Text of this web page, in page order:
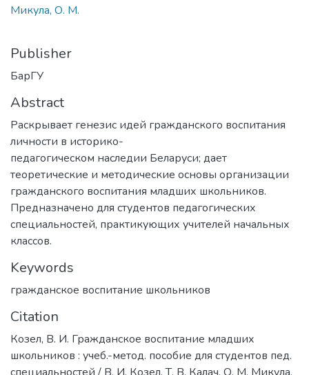
Микула, О. М.
Publisher
БарГУ
Abstract
Раскрывает генезис идей гражданского воспитания
личности в историко-
педагогическом наследии Беларуси; дает
теоретические и методические основы организации
гражданского воспитания младших школьников.
Предназначено для студентов педагогических
специальностей, практикующих учителей начальных
классов.
Keywords
гражданское воспитание школьников
Citation
Козел, В. И. Гражданское воспитание младших
школьников : учеб.-метод. пособие для студентов пед.